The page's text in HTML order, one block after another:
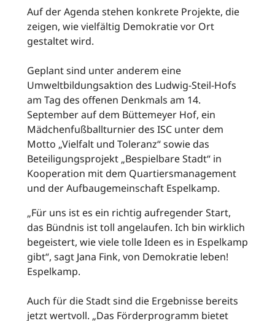
Auf der Agenda stehen konkrete Projekte, die
zeigen, wie vielfältig Demokratie vor Ort
gestaltet wird.
Geplant sind unter anderem eine
Umweltbildungsaktion des Ludwig-Steil-Hofs
am Tag des offenen Denkmals am 14.
September auf dem Büttemeyer Hof, ein
Mädchenfußballturnier des ISC unter dem
Motto „Vielfalt und Toleranz“ sowie das
Beteiligungsprojekt „Bespielbare Stadt“ in
Kooperation mit dem Quartiersmanagement
und der Aufbaugemeinschaft Espelkamp.
„Für uns ist es ein richtig aufregender Start,
das Bündnis ist toll angelaufen. Ich bin wirklich
begeistert, wie viele tolle Ideen es in Espelkamp
gibt“, sagt Jana Fink, von Demokratie leben!
Espelkamp.
Auch für die Stadt sind die Ergebnisse bereits
jetzt wertvoll. „Das Förderprogramm bietet